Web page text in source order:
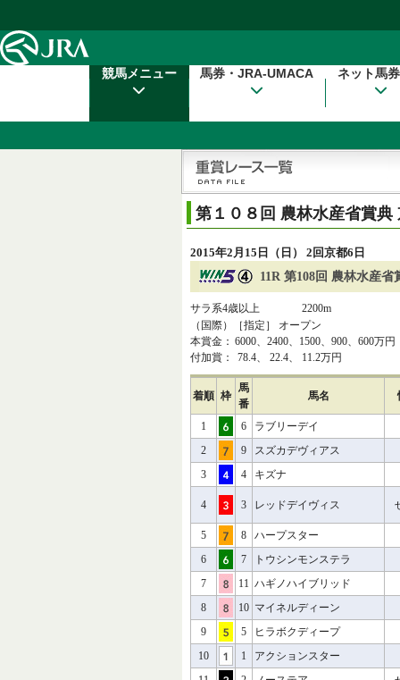
競馬メニュー 馬券・JRA-UMACA ネット馬
第１０８回 農林水産省賞典
2015年2月15日（日） 2回京都6日
11R 第108回 農林水産
サラ系4歳以上
2200m
（国際）［指定］ オープン
本賞金： 6000、 2400、 1500、 900、 600万円
付加賞：
78.4、 22.4、 11.2万円
着順 枠
馬
番
馬名
1 6 ラブリーデイ
2
9 スズカデヴィアス
3
4 キズナ
4 3 レッドデイヴィス
5 8 ハープスター
6
7 トウシンモンステラ
7
11 ハギノハイブリッド
8
10 マイネルディーン
9
5 ヒラボクディープ
10
1 アクションスター